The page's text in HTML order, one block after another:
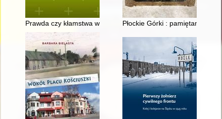
Prawda czy kłamstwa w historii Polski i narodu polskiego
Płockie Górki : pamiętamy